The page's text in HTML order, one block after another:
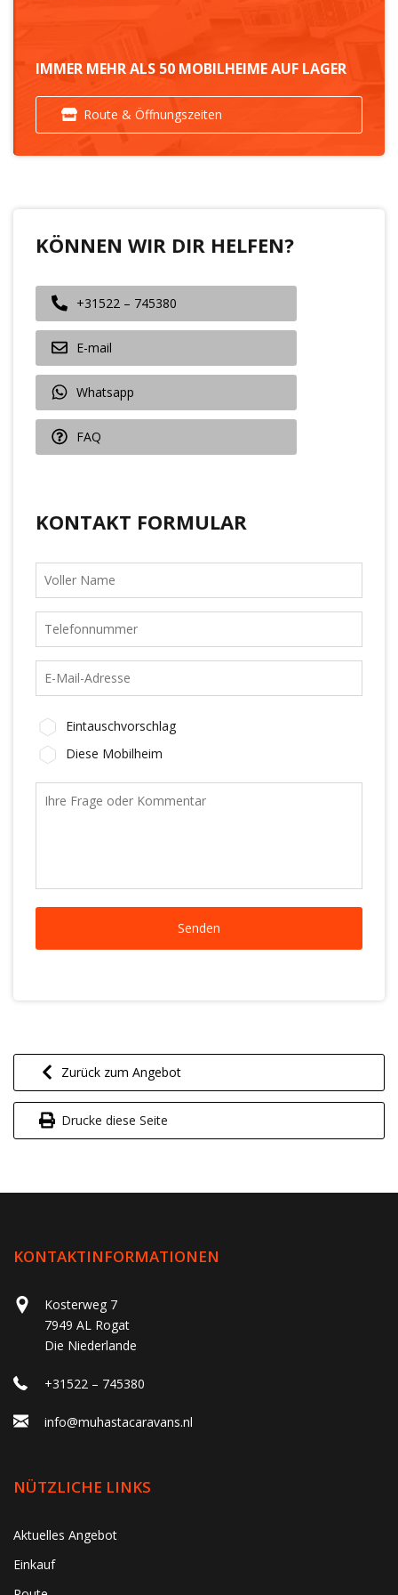
IMMER MEHR ALS 50 MOBILHEIME AUF LAGER
Route & Öffnungszeiten
KÖNNEN WIR DIR HELFEN?
+31522 – 745380
E-mail
Whatsapp
FAQ
KONTAKT FORMULAR
Eintauschvorschlag
Diese Mobilheim
Zurück zum Angebot
Drucke diese Seite
KONTAKTINFORMATIONEN
Kosterweg 7
7949 AL Rogat
Die Niederlande
+31522 – 745380
info@muhastacaravans.nl
NÜTZLICHE LINKS
Aktuelles Angebot
Einkauf